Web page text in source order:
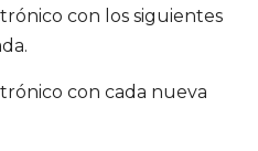
con los siguientes
con cada nueva